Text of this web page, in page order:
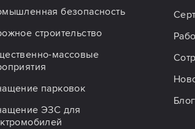
безопасность
строительство
массовые
парковок
ЭЗС для